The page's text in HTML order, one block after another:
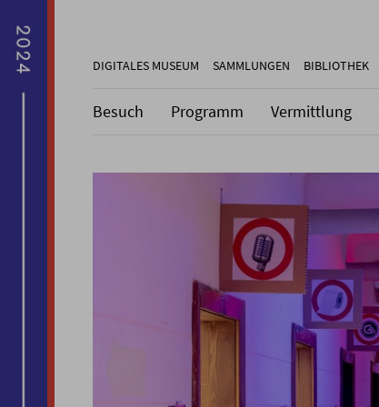
DIGITALES MUSEUM SAMMLUNGEN BIBLIOTHEK
Besuch Programm Vermittlung